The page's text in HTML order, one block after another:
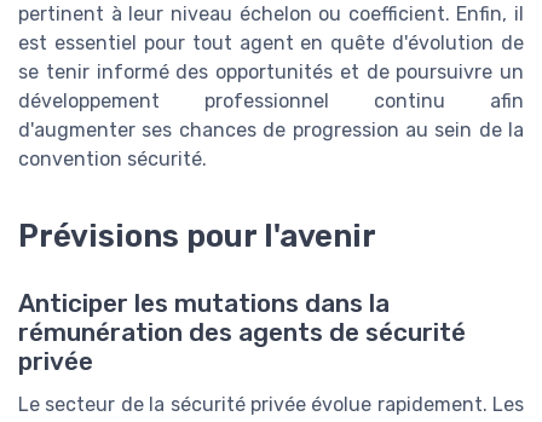
pertinent à leur niveau échelon ou coefficient. Enfin, il
est essentiel pour tout agent en quête d'évolution de
se tenir informé des opportunités et de poursuivre un
développement professionnel continu afin
d'augmenter ses chances de progression au sein de la
convention sécurité.
Prévisions pour l'avenir
Anticiper les mutations dans la
rémunération des agents de sécurité
privée
Le secteur de la sécurité privée évolue rapidement. Les